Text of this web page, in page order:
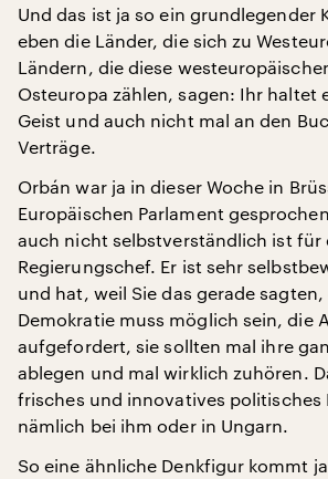
Und das ist ja so ein grundlegender
eben die Länder, die sich zu
Ländern, die diese
Osteuropa zählen, sagen: Ihr haltet
Geist und auch nicht mal an den
Verträge.
Orbán war ja in dieser Woche in
Europäischen Parlament
auch nicht selbstverständlich ist für
Regierungschef. Er ist sehr
und hat, weil Sie das gerade
Demokratie muss möglich sein, die
aufgefordert, sie sollten mal ihre
ablegen und mal wirklich zuhören.
frisches und innovatives politisches
nämlich bei ihm oder in Ungarn.
So eine ähnliche Denkfigur kommt